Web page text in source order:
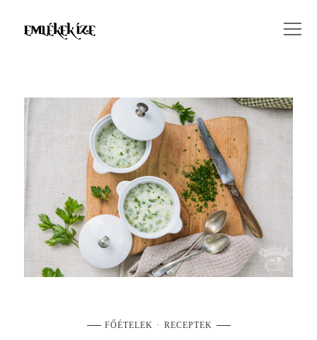
FŐÉTELEK RECEPTEK